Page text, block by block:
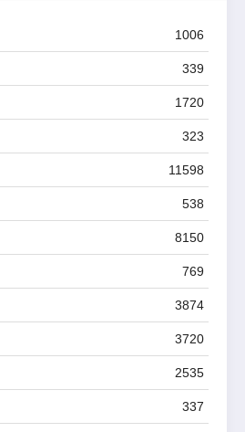
1006
339
1720
323
11598
538
8150
769
3874
3720
2535
337